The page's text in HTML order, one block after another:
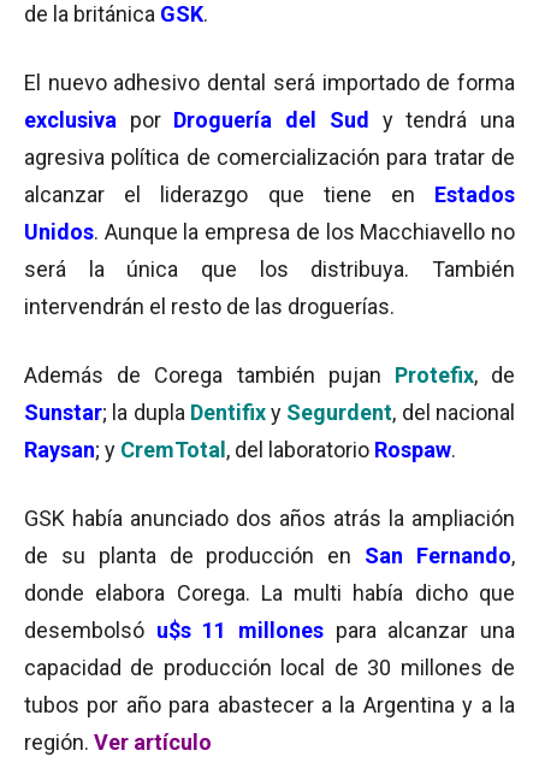
de la británica GSK.
El nuevo adhesivo dental será importado de forma
exclusiva
por Droguería del Sud
y tendrá una
agresiva política de comercialización para tratar de
alcanzar el liderazgo que tiene en Estados
Unidos. Aunque la empresa de los Macchiavello no
será la única que los distribuya. También
intervendrán el resto de las droguerías.
Además de Corega también pujan Protefix, de
Sunstar; la dupla Dentifixy Segurdent, del nacional
Raysan; y CremTotal , del laboratorio Rospaw.
GSK había anunciado dos años atrás la ampliación
de su planta de producción en San Fernando,
donde elabora Corega. La multi había dicho que
desembolsó u$s 11 millones para alcanzar una
capacidad de producción local de 30 millones de
tubos por año para abastecer a la Argentina y a la
región. Ver artículo